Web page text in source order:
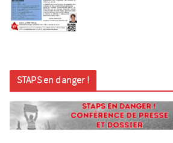
STAPS en danger !